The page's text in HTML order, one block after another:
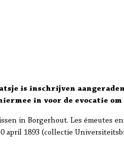
is inschrijven
in voor de evocatie om
in Borgerhout. Les émeutes en
april 1893 (collectie